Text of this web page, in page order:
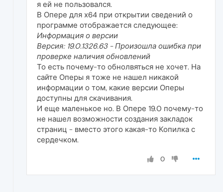
я ей не пользовался.
В Опере для х64 при открытии сведений о
программе отображается следующее:
Информация о версии
Версия: 19.0.1326.63 - Произошла ошибка при
проверке наличия обновлений
То есть почему-то обнолвяться не хочет. На
сайте Оперы я тоже не нашел никакой
информации о том, какие версии Оперы
доступны для скачивания.
И еще маленькое но. В Опере 19.0 почему-то
не нашел возможности создания закладок
страниц - вместо этого какая-то Копилка с
сердечком.
0